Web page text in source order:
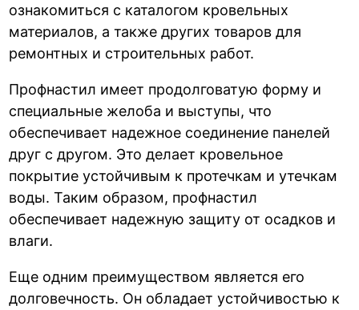
ознакомиться с каталогом кровельных
материалов, а также других товаров для
ремонтных и строительных работ.
Профнастил имеет продолговатую форму и
специальные желоба и выступы, что
обеспечивает надежное соединение панелей
друг с другом. Это делает кровельное
покрытие устойчивым к протечкам и утечкам
воды. Таким образом, профнастил
обеспечивает надежную защиту от осадков и
влаги.
Еще одним преимуществом является его
долговечность. Он обладает устойчивостью к